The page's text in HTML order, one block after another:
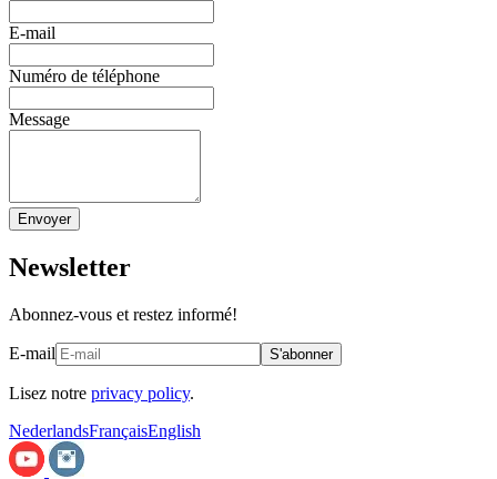
E-mail
Numéro de téléphone
Message
Envoyer
Newsletter
Abonnez-vous et restez informé!
E-mail S'abonner
Lisez notre privacy policy.
NederlandsFrançaisEnglish